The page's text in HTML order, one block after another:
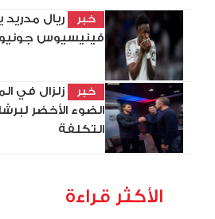
خبر
ريال
فينيسيوس جونيور
خبر
زلزال في
الضوء الأخضر
التكلفة
الأكثر قراءة